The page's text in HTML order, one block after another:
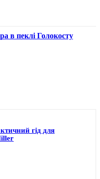
в пеклі Голокосту
гід для